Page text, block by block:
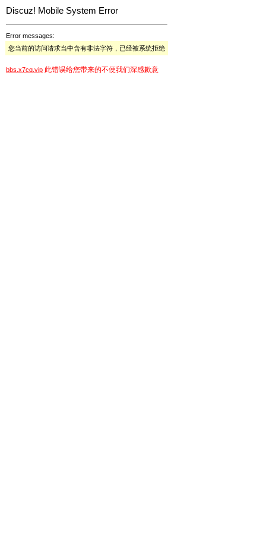
Discuz! Mobile System Error
Error messages:
您当前的访问请求当中含有非法字符，已经被系统拒绝
bbs.x7cq.vip 此错误给您带来的不便我们深感歉意